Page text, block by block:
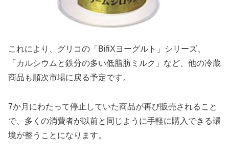
これにより、グリコの「BifiXヨーグルト」シリーズ、
「カルシウムと鉄分の多い低脂肪ミルク」など、他の冷蔵
商品も順次市場に戻る予定です。
7か月にわたって停止していた商品が再び販売されること
で、多くの消費者が以前と同じように手軽に購入できる環
境が整うことになります。